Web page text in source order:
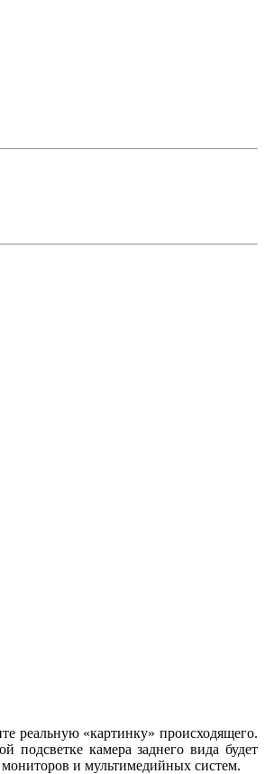
реальную «картинку» происходящего.
подсветке камера заднего вида будет
и мультимедийных систем.